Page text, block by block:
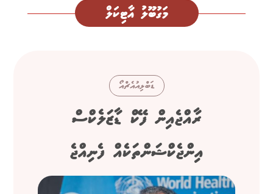
މަގުބޫލު އާޓިކަލް
ޑަބްލިއުއެޗްއޯ
ރާއްޖެއިން ފޭކް ޑާޒަލެކްސް
އިންޖެކްޝަންތަކެއް ފެނިއްޖެ